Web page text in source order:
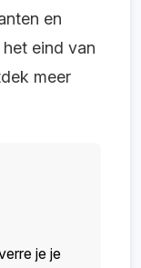
en
eind van
meer
je je